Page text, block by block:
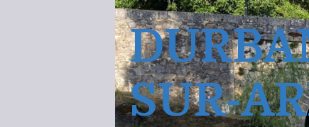
Skip to main content
SUR-